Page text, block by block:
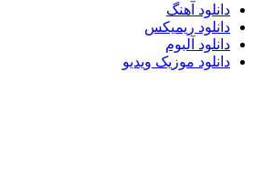
دانلود آهنگ
دانلود ریمیکس
دانلود آلبوم
دانلود موزیک ویدیو